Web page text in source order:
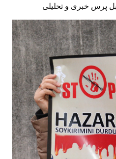
پرس خبری و تحلیلی